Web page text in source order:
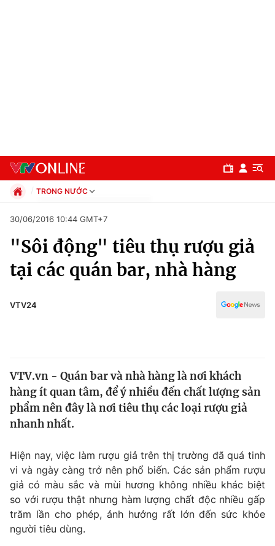
Chuyên mục
Chính trị
Y tế
Thế giới
Thế giới đó đây
Câu chuyện quốc tế
Kinh tế
Tài chính
Thị trường
Góc doanh nghiệp
Dữ liệu và đời sống
Truyền hình
TRONG NƯỚC
Xã hội
Pháp luật
Kinh tế
Thể thao
Giáo dục
30/06/2016 10:44 GMT+7
"Sôi động" tiêu thụ rượu giả
tại các quán bar, nhà hàng
VTV24
VTV.vn - Quán bar và nhà hàng là nơi khách
hàng ít quan tâm, để ý nhiều đến chất lượng sản
phẩm nên đây là nơi tiêu thụ các loại rượu giả
nhanh nhất.
Hiện nay, việc làm rượu giả trên thị trường đã quá tinh
vi và ngày càng trở nên phổ biến. Các sản phẩm rượu
giả có màu sắc và mùi hương không nhiều khác biệt
so với rượu thật nhưng hàm lượng chất độc nhiều gấp
trăm lần cho phép, ảnh hưởng rất lớn đến sức khỏe
người tiêu dùng.